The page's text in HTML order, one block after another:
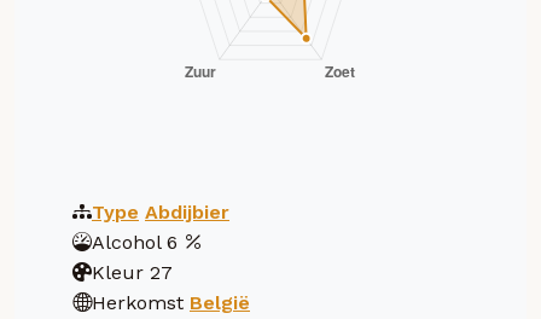
Type Abdijbier
Alcohol 6
Kleur 27
Herkomst België